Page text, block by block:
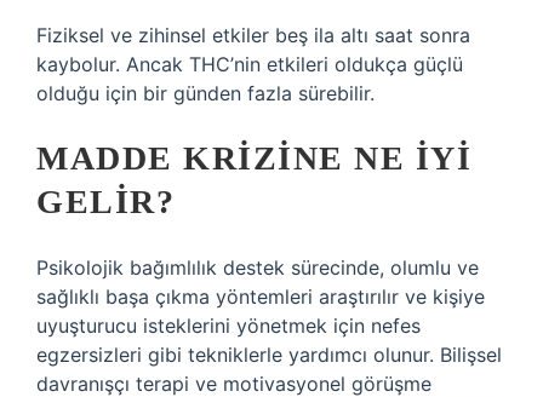
Fiziksel ve zihinsel etkiler beş ila altı saat sonra
kaybolur. Ancak THC’nin etkileri oldukça güçlü
olduğu için bir günden fazla sürebilir.
MADDE KRIZINE NE IYI
GELIR?
Psikolojik bağımlılık destek sürecinde, olumlu ve
sağlıklı başa çıkma yöntemleri araştırılır ve kişiye
uyuşturucu isteklerini yönetmek için nefes
egzersizleri gibi tekniklerle yardımcı olunur. Bilişsel
davranışçı terapi ve motivasyonel görüşme